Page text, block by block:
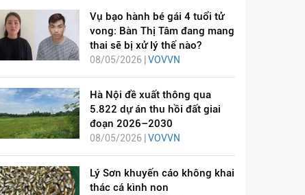
Vụ bạo hành bé gái 4 tuổi tử
vong: Bàn Thị Tâm đang mang
thai sẽ bị xử lý thế nào?
08/05/2026 | VOVVN
Hà Nội đề xuất thông qua
5.822 dự án thu hồi đất giai
đoạn 2026–2030
08/05/2026 | VOVVN
Lý Sơn khuyến cáo không khai
thác cá kình non